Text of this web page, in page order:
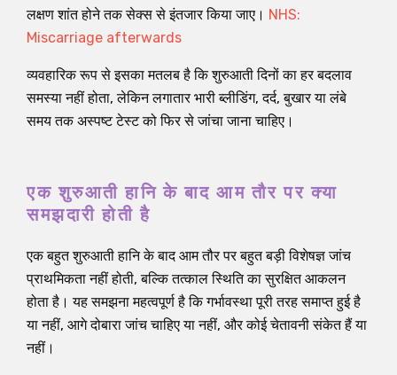
लक्षण शांत होने तक सेक्स से इंतजार किया जाए। NHS:
Miscarriage afterwards
व्यवहारिक रूप से इसका मतलब है कि शुरुआती दिनों का हर बदलाव
समस्या नहीं होता, लेकिन लगातार भारी ब्लीडिंग, दर्द, बुखार या लंबे
समय तक अस्पष्ट टेस्ट को फिर से जांचा जाना चाहिए।
एक शुरुआती हानि के बाद आम तौर पर क्या
समझदारी होती है
एक बहुत शुरुआती हानि के बाद आम तौर पर बहुत बड़ी विशेषज्ञ जांच
प्राथमिकता नहीं होती, बल्कि तत्काल स्थिति का सुरक्षित आकलन
होता है। यह समझना महत्वपूर्ण है कि गर्भावस्था पूरी तरह समाप्त हुई है
या नहीं, आगे दोबारा जांच चाहिए या नहीं, और कोई चेतावनी संकेत हैं या
नहीं।